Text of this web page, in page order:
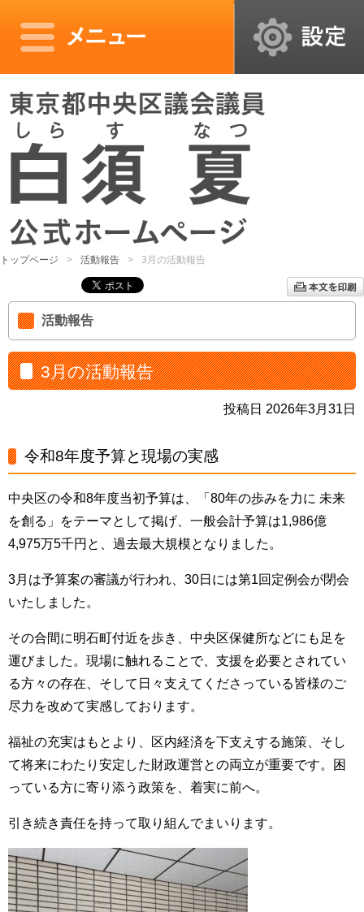
トップページ 活動報告 3月の活動報告
活動報告
3月の活動報告
投稿日 2026年3月31日
令和8年度予算と現場の実感
中央区の令和8年度当初予算は、「80年の歩みを力に 未来
を創る」をテーマとして掲げ、一般会計予算は1,986億
4,975万5千円と、過去最大規模となりました。
3月は予算案の審議が行われ、30日には第1回定例会が閉会
いたしました。
その合間に明石町付近を歩き、中央区保健所などにも足を
運びました。現場に触れることで、支援を必要とされてい
る方々の存在、そして日々支えてくださっている皆様のご
尽力を改めて実感しております。
福祉の充実はもとより、区内経済を下支えする施策、そし
て将来にわたり安定した財政運営との両立が重要です。困
っている方に寄り添う政策を、着実に前へ。
引き続き責任を持って取り組んでまいります。